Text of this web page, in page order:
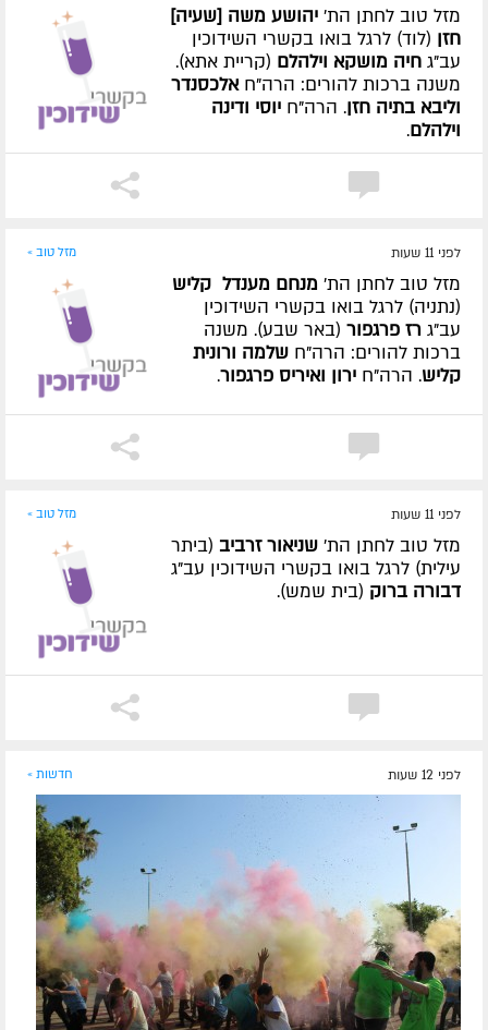
מזל טוב לחתן הת' יהושע משה [שעיה]
חזן (לוד) לרגל בואו בקשרי השידוכין
עב"ג חיה מושקא וילהלם (קריית אתא).
משנה ברכות להורים: הרה"חאלכסנדר
וליבא בתיה חזן. הרה"ח יוסי ודינה
וילהלם.
לפני 11 שעות מזל טוב »
מזל טוב לחתן הת' מנחם מענדל קליש
(נתניה) לרגל בואו בקשרי השידוכין
עב"ג רז פרגפור (באר שבע). משנה
ברכות להורים: הרה"ח שלמה ורונית
קליש. הרה"ח ירון ואיריס פרגפור.
לפני 11 שעות מזל טוב »
מזל טוב לחתן הת' שניאור זרביב (ביתר
עילית) לרגל בואו בקשרי השידוכין עב"ג
דבורה ברוק (בית שמש).
לפני 12 שעות חדשות »